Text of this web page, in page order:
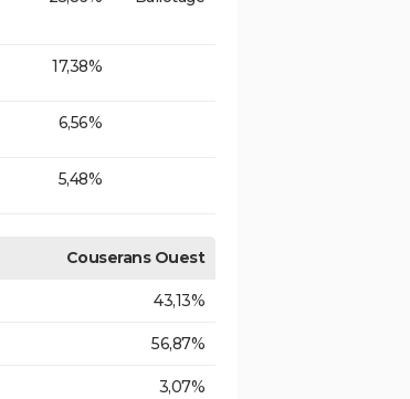
17,38%
6,56%
5,48%
Couserans Ouest
43,13%
56,87%
3,07%